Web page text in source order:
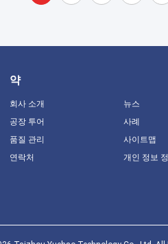
약
회사 소개
공장 투어
품질 관리
연락처
뉴스
사례
사이트맵
개인 정보